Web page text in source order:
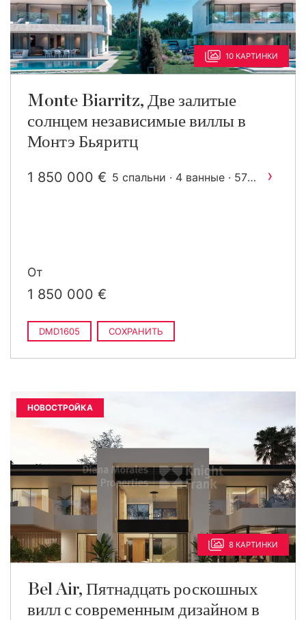
10 КАРТИНКИ
Monte Biarritz, Две залитые
солнцем независимые виллы в
Монтэ Бьяритц
1 850 000 € 5 спальни · 4 ванные · 576
›
От
1 850 000 €
DMD1605 СОХРАНИТЬ
НОВОСТРОЙКА
8 КАРТИНКИ
Bel Air, Пятнадцать роскошных
вилл с современным дизайном в